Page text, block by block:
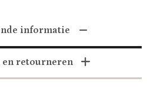
informatie
en retourneren